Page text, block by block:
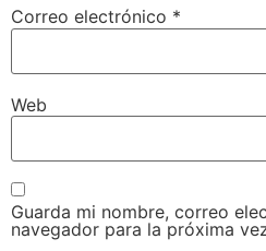
Correo electrónico *
Web
Guarda mi nombre, correo
navegador para la próxima